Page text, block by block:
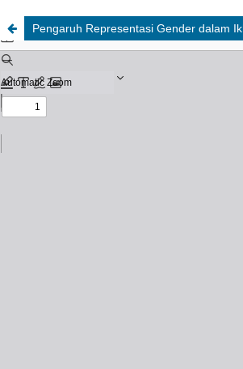
Pengaruh Representasi Gender dalam